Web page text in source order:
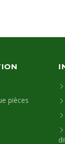
pièces